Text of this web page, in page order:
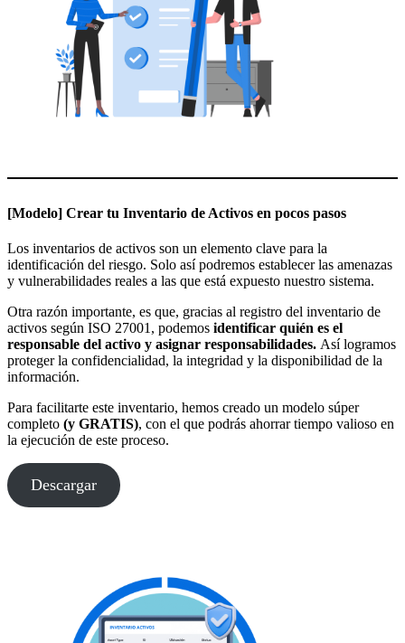
[Modelo] Crear tu Inventario de Activos en pocos pasos
Los inventarios de activos son un elemento clave para la
identificación del riesgo. Solo así podremos establecer las amenazas
y vulnerabilidades reales a las que está expuesto nuestro sistema.
Otra razón importante, es que, gracias al registro del inventario de
activos según ISO 27001, podemos identificar quién es el
responsable del activo y asignar responsabilidades. Así logramos
proteger la confidencialidad, la integridad y la disponibilidad de la
información.
Para facilitarte este inventario, hemos creado un modelo súper
completo (y GRATIS), con el que podrás ahorrar tiempo valioso en
la ejecución de este proceso.
Descargar